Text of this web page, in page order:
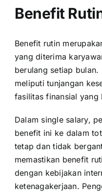
Benefit
Benefit rutin
yang diterima
berulang setiap
meliputi tunjangan
fasilitas finansial yang
Dalam single salary,
benefit ini ke dalam
tetap dan tidak
memastikan benefit
dengan kebijakan
ketenagakerjaan.